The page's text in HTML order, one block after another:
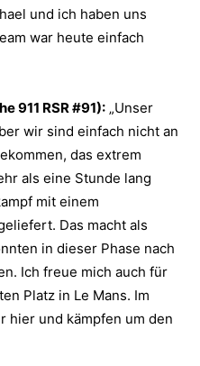
und ich haben uns
war heute einfach
911 RSR #91): „Unser
wir sind einfach nicht an
das extrem
als eine Stunde lang
mit einem
Das macht als
in dieser Phase nach
Ich freue mich auch für
Platz in Le Mans. Im
hier und kämpfen um den